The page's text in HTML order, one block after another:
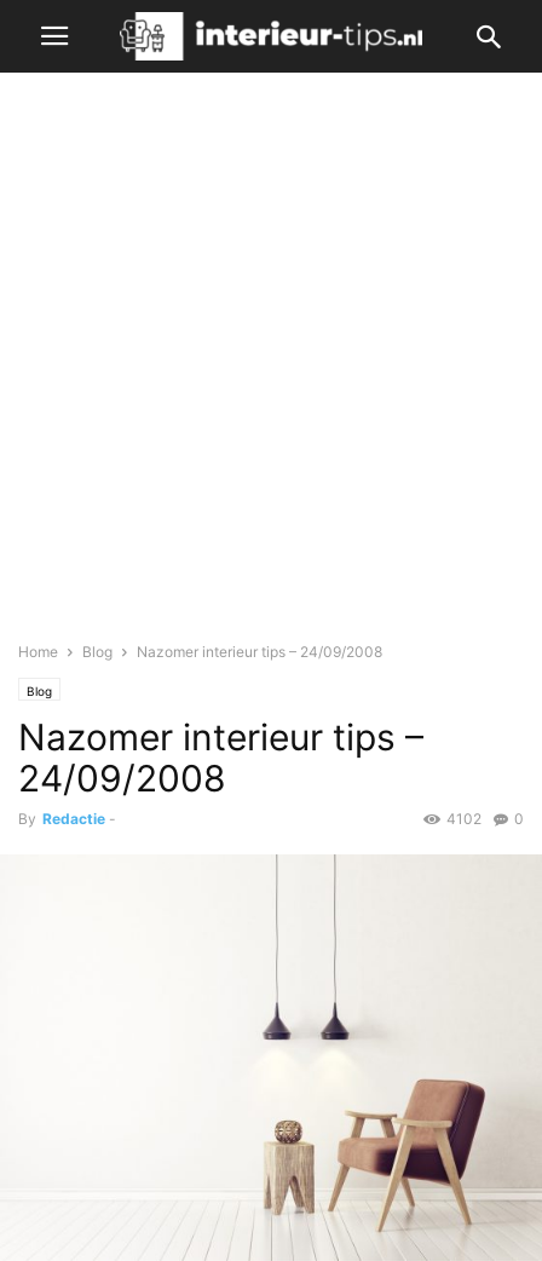
Home Blog Nazomer interieur tips – 24/09/2008
Blog
Nazomer interieur tips –
24/09/2008
By Redactie - 0
4102